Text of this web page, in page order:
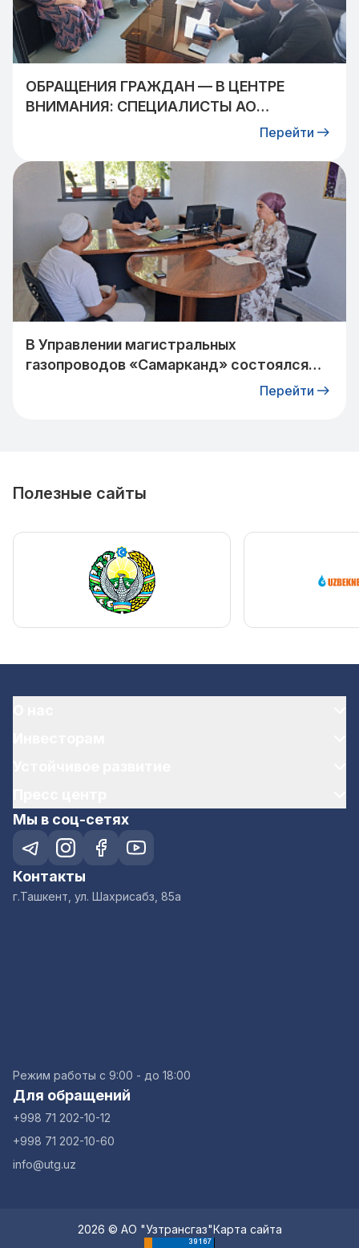
ОБРАЩЕНИЯ ГРАЖДАН — В ЦЕНТРЕ
ВНИМАНИЯ: СПЕЦИАЛИСТЫ АО
«УЗТРАНСГАЗ» ВСТРЕТИЛИСЬ СПерейти
В Управлении магистральных
газопроводов «Самарканд» состоялся
прием граждан: очередное обращение
Перейти
Полезные сайты
Мы в соц-сетях
Контакты
г.Ташкент, ул. Шахрисабз, 85а
Режим работы с 9:00 - до 18:00
Для обращений
+998 71 202-10-12
+998 71 202-10-60
info@utg.uz
2026 © АО "Узтрансгаз"Карта сайта